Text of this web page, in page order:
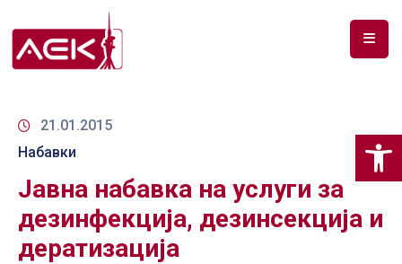
ЗА
ДОКУМЕНТИ
РФ
СПЕКТАР
21.01.2015
Набавки
Јавна набавка на услуги за
дезинфекција, дезинсекција и
дератизација